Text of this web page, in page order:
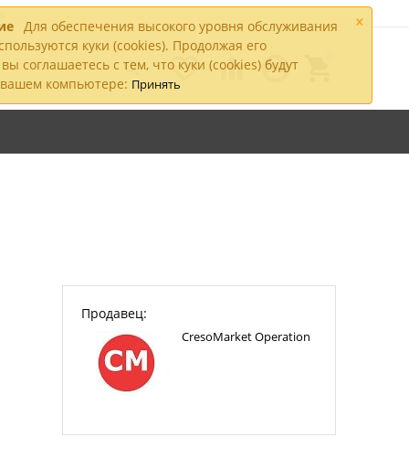
×
Для обеспечения высокого уровня обслуживания
куки (cookies). Продолжая его
соглашаетесь с тем, что куки (cookies) будут
вашем компьютере: Принять 
 

Продавец:
CresoMarket Operation